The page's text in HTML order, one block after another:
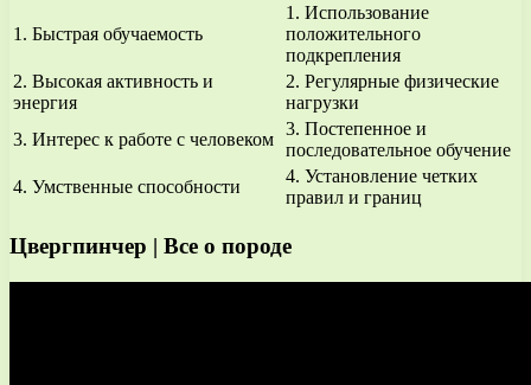
1. Быстрая обучаемость
1. Использование
положительного
подкрепления
2. Высокая активность и
энергия
2. Регулярные физические
нагрузки
3. Интерес к работе с человеком
3. Постепенное и
последовательное обучение
4. Умственные способности
4. Установление четких
правил и границ
Цвергпинчер | Все о породе